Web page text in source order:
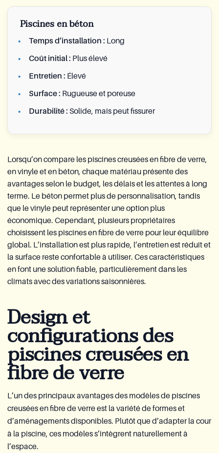
Piscines en béton
Temps d’installation : Long
Coût initial : Plus élevé
Entretien : Élevé
Surface : Rugueuse et poreuse
Durabilité : Solide, mais peut fissurer
Lorsqu’on compare les piscines creusées en fibre de verre,
en vinyle et en béton, chaque matériau présente des
avantages selon le budget, les délais et les attentes à long
terme. Le béton permet plus de personnalisation, tandis
que le vinyle peut représenter une option plus
économique. Cependant, plusieurs propriétaires
choisissent les piscines en fibre de verre pour leur équilibre
global. L’installation est plus rapide, l’entretien est réduit et
la surface reste confortable à utiliser. Ces caractéristiques
en font une solution fiable, particulièrement dans les
climats avec des variations saisonnières.
Design et
configurations des
piscines creusées en
fibre de verre
L’un des principaux avantages des modèles de piscines
creusées en fibre de verre est la variété de formes et
d’aménagements disponibles. Plutôt que d’adapter la cour
à la piscine, ces modèles s’intègrent naturellement à
l’espace.